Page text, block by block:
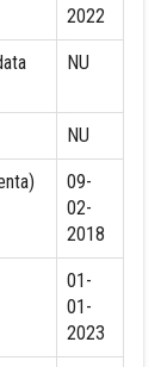
2022
NU
NU
09-
02-
2018
01-
01-
2023